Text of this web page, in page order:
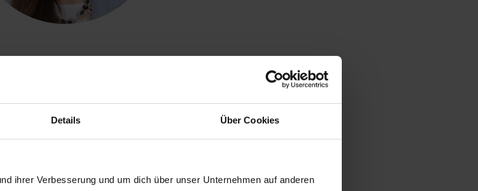
Details Über Cookies
ihrer Verbesserung und um dich über unser Unternehmen auf anderen
brauchst du in
meisten?
Fall Durchsetzungsfähigkeit, Analysefähigkeit, strategisches